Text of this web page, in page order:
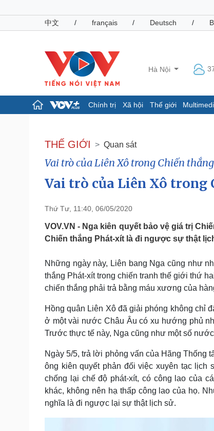
中文
/ français / Deutsch /
Hà Nội
Chính trị Xã hội Thế giới
Đảng
Tổ chức nhân sự
Quốc hội
Giáo dục
Việc làm
Pháp luật
Vụ án
Tin nóng
Vũ khí
Việt Nam
Sức khỏe
Cây thuốc
Sản phụ khoa
Nhi khoa
Làm đẹp - giảm cân
Phòng mạch online
Ăn sạch sống khỏe
Đời sống
Blog
Tình yêu - Gia đình
Cải chính
THẾ GIỚI Quan sát
Vai trò của Liên Xô trong Chiến
Vai trò của Liên Xô
Thứ Tư, 11:40, 06/05/2020
VOV.VN - Nga kiên quyết bảo vệ giá trị
Chiến thắng Phát-xít là đi ngược sự thật
Những ngày này, Liên bang Nga cũng như
thắng Phát-xít trong chiến tranh thế giới thứ
chiến thắng phải trả bằng máu xương của
Hồng quân Liên Xô đã giải phóng không chỉ
ở một vài nước Châu Âu có xu hướng phủ
Trước thực tế này, Nga cũng như một số
Ngày 5/5, trả lời phỏng vấn của Hãng Thống
ông kiên quyết phản đối việc xuyên tạc
chống lại chế độ phát-xít, có công lao của
khác, không nên hạ thấp công lao của họ.
nghĩa là đi ngược lại sự thật lịch sử.